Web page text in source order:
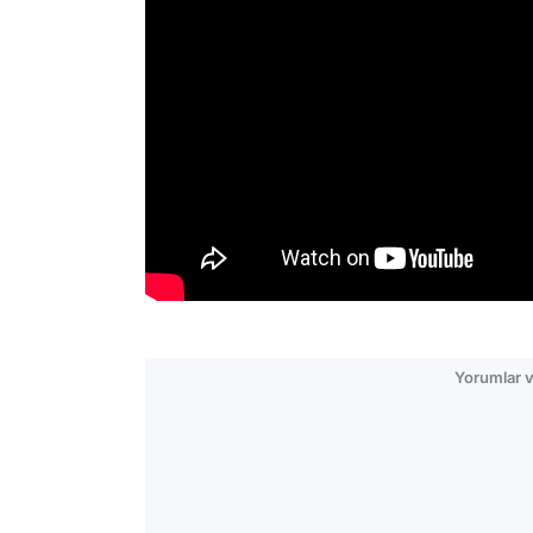
Yorumlar